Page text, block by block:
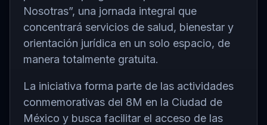
Nosotras”, una jornada integral que
concentrará servicios de salud, bienestar y
orientación jurídica en un solo espacio, de
manera totalmente gratuita.
La iniciativa forma parte de las actividades
conmemorativas del 8M en la Ciudad de
México y busca facilitar el acceso de las